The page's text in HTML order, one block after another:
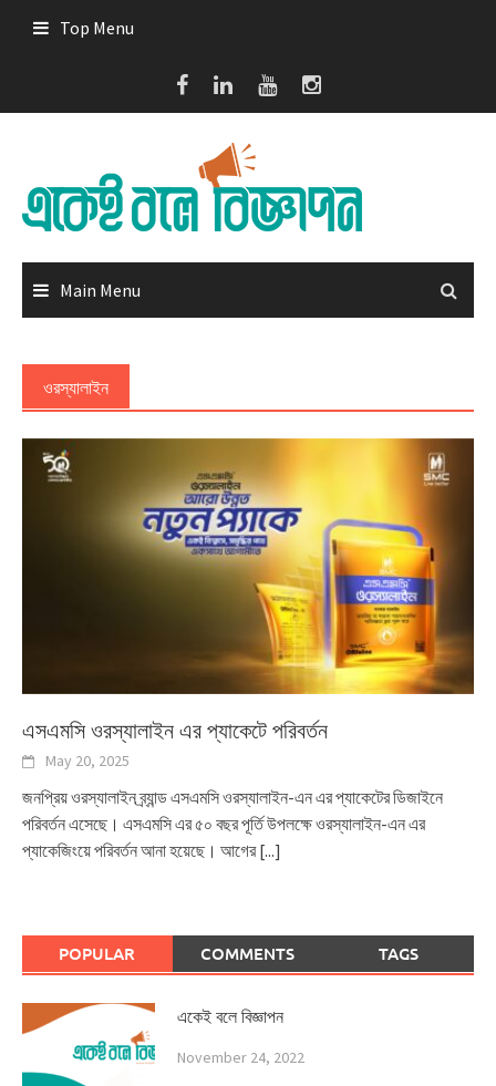
Top Menu
Main Menu
ওরস্যালাইন
এসএমসি ওরস্যালাইন এর প্যাকেটে পরিবর্তন
May 20, 2025
জনপ্রিয় ওরস্যালাইন ব্র্যান্ড এসএমসি ওরস্যালাইন-এন এর প্যাকেটের ডিজাইনে
পরিবর্তন এসেছে। এসএমসি এর ৫০ বছর পূর্তি উপলক্ষে ওরস্যালাইন-এন এর
প্যাকেজিংয়ে পরিবর্তন আনা হয়েছে। আগের[...]
POPULAR COMMENTS TAGS
একেই বলে বিজ্ঞাপন
November 24, 2022